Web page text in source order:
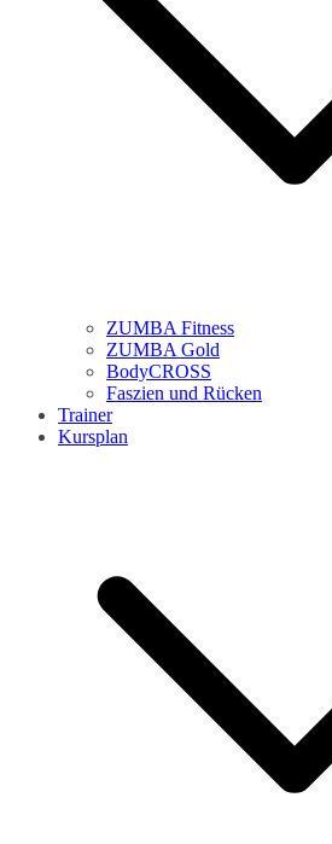
ZUMBA Fitness
ZUMBA Gold
BodyCROSS
Faszien und Rücken
Trainer
Kursplan